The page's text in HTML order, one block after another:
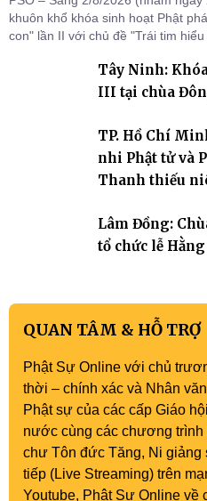
khuôn khổ khóa sinh hoạt Phật
con" lần II với chủ đề "Trái tim
cho hơn 60 tu sinh.Tây Ninh:
III tại chùa
TP. Hồ Chí
nhi Phật tử và
Thanh thiếu
Lâm Đồng:
tổ chức lễ
QUAN TÂM & HỖ TRỢ
Phật Sự Online với chủ
thời – chính xác và Nhân
Phật sự của các cấp Giáo
nước cùng các chương trình
chư Tôn đức Tăng, Ni
tiếp (Live Streaming) trên
Youtube, Phật Sự Online về